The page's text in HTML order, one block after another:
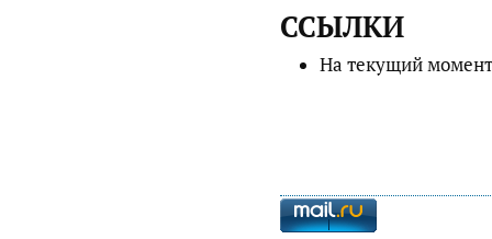
ССЫЛКИ
На текущий